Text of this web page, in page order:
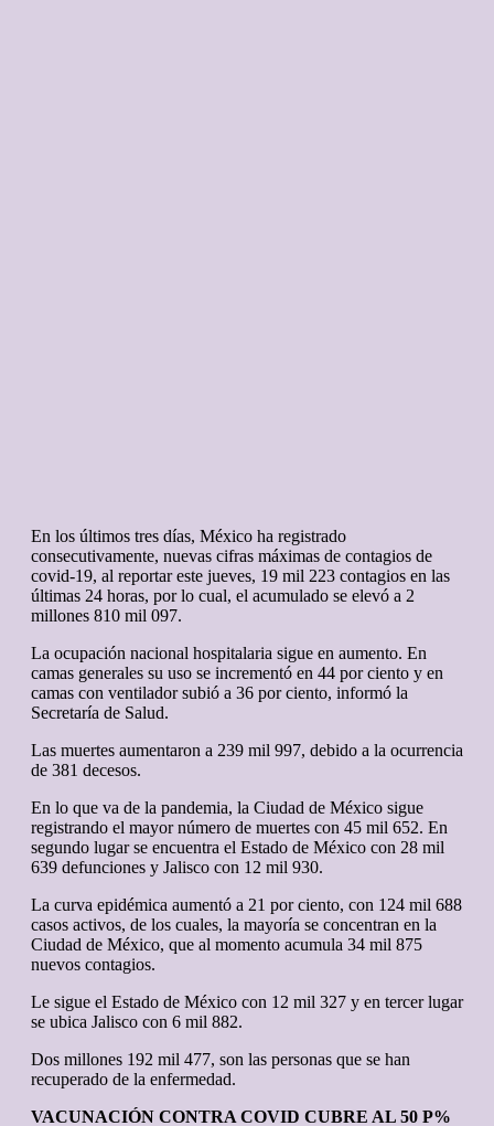
En los últimos tres días, México ha registrado
consecutivamente, nuevas cifras máximas de contagios de
covid-19, al reportar este jueves, 19 mil 223 contagios en las
últimas 24 horas, por lo cual, el acumulado se elevó a 2
millones 810 mil 097.
La ocupación nacional hospitalaria sigue en aumento. En
camas generales su uso se incrementó en 44 por ciento y en
camas con ventilador subió a 36 por ciento, informó la
Secretaría de Salud.
Las muertes aumentaron a 239 mil 997, debido a la ocurrencia
de 381 decesos.
En lo que va de la pandemia, la Ciudad de México sigue
registrando el mayor número de muertes con 45 mil 652. En
segundo lugar se encuentra el Estado de México con 28 mil
639 defunciones y Jalisco con 12 mil 930.
La curva epidémica aumentó a 21 por ciento, con 124 mil 688
casos activos, de los cuales, la mayoría se concentran en la
Ciudad de México, que al momento acumula 34 mil 875
nuevos contagios.
Le sigue el Estado de México con 12 mil 327 y en tercer lugar
se ubica Jalisco con 6 mil 882.
Dos millones 192 mil 477, son las personas que se han
recuperado de la enfermedad.
VACUNACIÓN CONTRA COVID CUBRE AL 50 P%